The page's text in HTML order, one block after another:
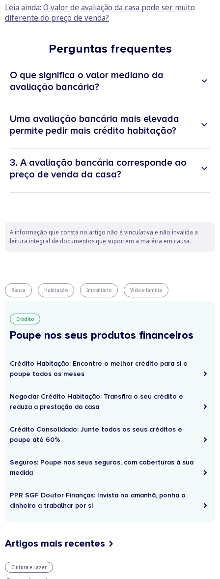
Leia ainda: O valor de avaliação da casa pode ser muito
diferente do preço de venda?
Perguntas frequentes
O que significa o valor mediano da
avaliação bancária?
Uma avaliação bancária mais elevada
permite pedir mais crédito habitação?
3. A avaliação bancária corresponde ao
preço de venda da casa?
A informação que consta no artigo não é vinculativa e não invalida a
leitura integral de documentos que suportem a matéria em causa.
Banca Habitação Imobiliário Vida e família
Crédito
Poupe nos seus produtos financeiros
Crédito Habitação: Encontre o melhor crédito para si e
poupe todos os meses
Negociar Crédito Habitação: Transfira o seu crédito e
reduza a prestação da casa
Crédito Consolidado: Junte todos os seus créditos e
poupe até 60%
Seguros: Poupe nos seus seguros, com coberturas à sua
medida
PPR SGF Doutor Finanças: Invista no amanhã, ponha o
dinheiro a trabalhar por si
Artigos mais recentes
Cultura e Lazer